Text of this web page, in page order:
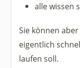
alle wissen
Sie können
eigentlich
laufen soll.